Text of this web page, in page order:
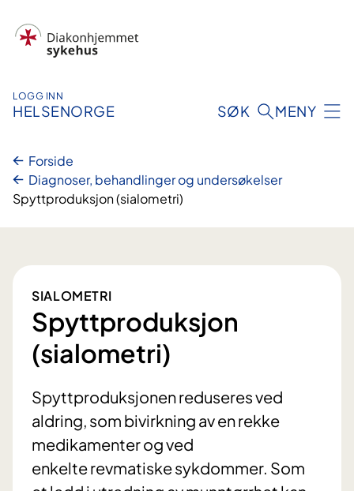
innhold
LOGG INN
HELSENORGE SØK MENY
Forside
Diagnoser, behandlinger og undersøkelser
Spyttproduksjon (sialometri)
SIALOMETRI
Spyttproduksjon
(sialometri)
Spyttproduksjonen reduseres ved
aldring, som bivirkning av en rekke
medikamenter og ved
enkelte revmatiske sykdommer. Som